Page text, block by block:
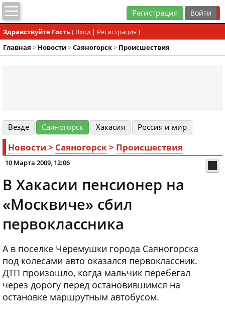
Регистрация
Здравствуйте Гость( Вход| Регистрация )
Главная > Новости>Cаяногорск> Происшествия
Везде Cаяногорск Хакасия Россия и мир
Новости > Cаяногорск> Происшествия
10 Марта 2009, 12:06
В Хакасии пенсионер на
«Москвиче» сбил
первоклассника
А в поселке Черемушки города Саяногорска
под колесами авто оказался первоклассник.
ДТП произошло, когда мальчик перебегал
через дорогу перед остановившимся на
остановке маршрутным автобусом.